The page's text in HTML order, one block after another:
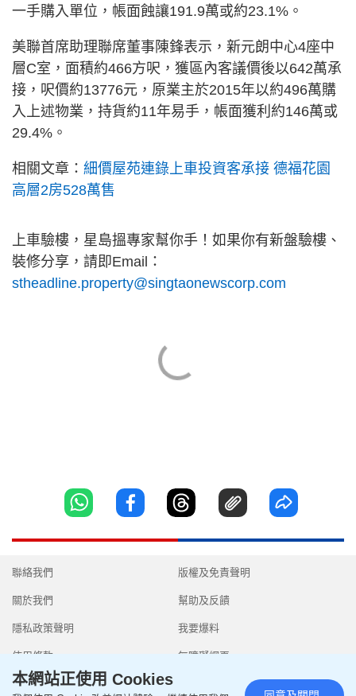
一手購入單位，帳面蝕讓191.9萬或約23.1%。
美聯首席助理聯席董事陳鋒表示，新元朗中心4座中
層C室，面積約466方呎，獲區內客議價後以642萬承
接，呎價約13776元，原業主於2015年以約496萬購
入上述物業，持貨約11年易手，帳面獲利約146萬或
29.4%。
相關文章： 細價屋苑連錄上車投資客承接 德福花園
高層2房528萬售
上車驗樓，星島搵專家幫你手！如果你有新盤驗樓、
裝修分享，請即Email：
stheadline.property@singtaonewscorp.com
聯絡我們
關於我們
隱私政策聲明
使用條款
版權及免責聲明
幫助及反饋
我要爆料
無障礙網頁
本網站正使用 Cookies